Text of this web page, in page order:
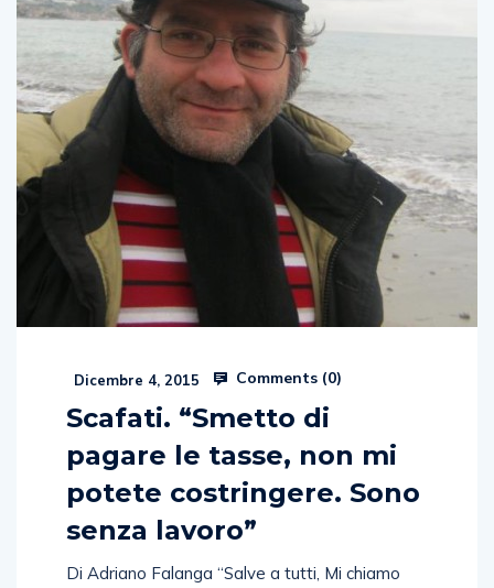
Scafati. “Smetto di
pagare le tasse, non mi
potete costringere. Sono
senza lavoro”
Barbato Domenico, onesto lavoratore